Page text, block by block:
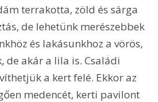
terrakotta, zöld és sárga
de lehetünk merészebbek
és lakásunkhoz a vörös,
de akár a lila is. Családi
a kert felé. Ekkor az
medencét, kerti pavilont